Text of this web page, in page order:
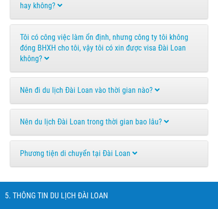
hay không?
Tôi có công việc làm ổn định, nhưng công ty tôi không
đóng BHXH cho tôi, vậy tôi có xin được visa Đài Loan
không?
Nên đi du lịch Đài Loan vào thời gian nào?
Nên du lịch Đài Loan trong thời gian bao lâu?
Phương tiện di chuyển tại Đài Loan
5. THÔNG TIN DU LỊCH ĐÀI LOAN